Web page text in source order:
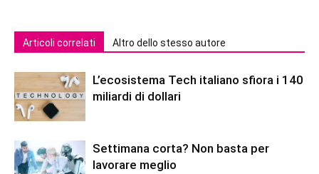
Articoli correlati Altro dello stesso autore
L’ecosistema Tech italiano sfiora i 140
miliardi di dollari
Settimana corta? Non basta per
lavorare meglio